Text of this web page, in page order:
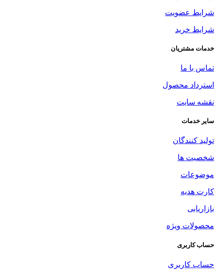
شرایط عضویت
شرایط خرید
خدمات مشتریان
تماس با ما
استرداد محصول
نقشه سایت
سایر خدمات
تولید کنندگان
شخصیت ها
موضوعات
کارت هدیه
بازاریابی
محصولات ویژه
حساب کاربری
حساب کاربری